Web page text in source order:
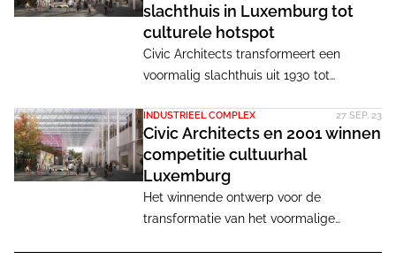
slachthuis in Luxemburg tot
culturele hotspot
Civic Architects transformeert een
voormalig slachthuis uit 1930 tot
dat zij samen met het Luxemburgse
bureau 2001 ontwierpen is radicaal: over
de historische gebouwen wordt een
grote, translucente overkapping
gebouwd. In wat de grootste overdekte
publieke ruimte van het land moet
INDUSTRIEEL COMPLEX 27 SEP. 23
Civic Architects en 2001 winnen
competitie cultuurhal
Luxemburg
Het winnende ontwerp voor de
transformatie van het voormalige